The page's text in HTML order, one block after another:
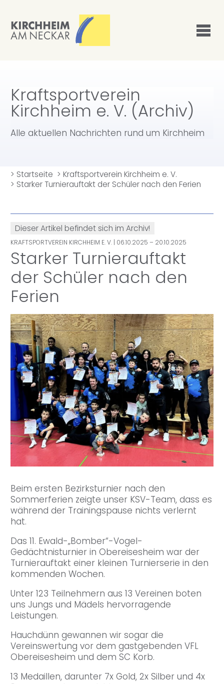
Kraftsportverein
Kirchheim e. V. (Archiv)
Alle aktuellen Nachrichten rund um Kirchheim
> Startseite > Kraftsportverein Kirchheim e. V.
> Starker Turnierauftakt der Schüler nach den Ferien
Dieser Artikel befindet sich im Archiv!
KRAFTSPORTVEREIN KIRCHHEIM E. V. | 06.10.2025 – 20.10.2025
Starker Turnierauftakt
der Schüler nach den
Ferien
Beim ersten Bezirksturnier nach den
Sommerferien zeigte unser KSV-Team, dass es
während der Trainingspause nichts verlernt
hat.
Das 11. Ewald-„Bomber“-Vogel-
Gedächtnisturnier in Obereisesheim war der
Turnierauftakt einer kleinen Turnierserie in den
kommenden Wochen.
Unter 123 Teilnehmern aus 13 Vereinen boten
uns Jungs und Mädels hervorragende
Leistungen.
Hauchdünn gewannen wir sogar die
Vereinswertung vor dem gastgebenden VFL
Obereisesheim und dem SC Korb.
13 Medaillen, darunter 7x Gold, 2x Silber und 4x